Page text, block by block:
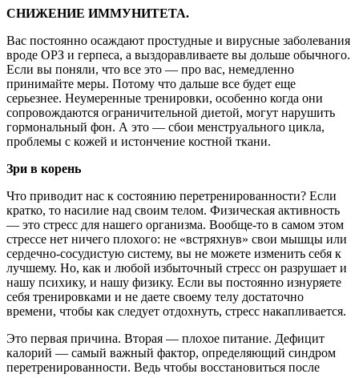
СНИЖЕНИЕ ИММУНИТЕТА.
Вас постоянно осаждают простудные и вирусные заболевания
вроде ОРЗ и герпеса, а выздоравливаете вы дольше обычного.
Если вы поняли, что все это — про вас, немедленно
принимайте меры. Потому что дальше все будет еще
серьезнее. Неумеренные тренировки, особенно когда они
сопровождаются ограничительной диетой, могут нарушить
гормональный фон. А это — сбои менструального цикла,
проблемы с кожей и истончение костной ткани.
Зри в корень
Что приводит нас к состоянию перетренированности? Если
кратко, то насилие над своим телом. Физическая активность
— это стресс для нашего организма. Вообще-то в самом этом
стрессе нет ничего плохого: не «встряхнув» свои мышцы или
сердечно-сосудистую систему, вы не можете изменить себя к
лучшему. Но, как и любой избыточный стресс он разрушает и
нашу психику, и нашу физику. Если вы постоянно изнуряете
себя тренировками и не даете своему телу достаточно
времени, чтобы как следует отдохнуть, стресс накапливается.
Это первая причина. Вторая — плохое питание. Дефицит
калорий — самый важный фактор, определяющий синдром
перетренированности. Ведь чтобы восстановиться после